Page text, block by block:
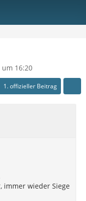
um 16:20
1. offizieller Beitrag
immer wieder Siege